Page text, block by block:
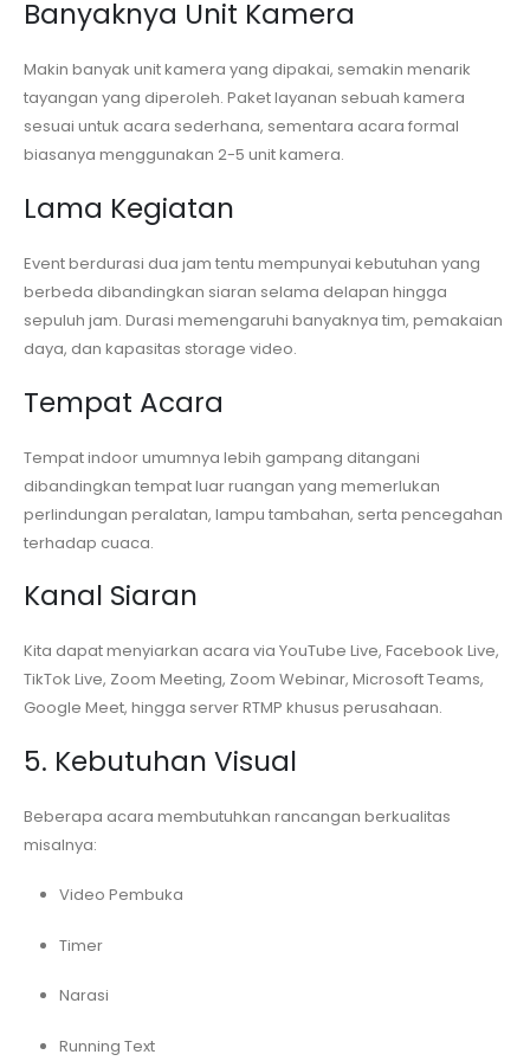
Banyaknya Unit Kamera
Makin banyak unit kamera yang dipakai, semakin menarik
tayangan yang diperoleh. Paket layanan sebuah kamera
sesuai untuk acara sederhana, sementara acara formal
biasanya menggunakan 2-5 unit kamera.
Lama Kegiatan
Event berdurasi dua jam tentu mempunyai kebutuhan yang
berbeda dibandingkan siaran selama delapan hingga
sepuluh jam. Durasi memengaruhi banyaknya tim, pemakaian
daya, dan kapasitas storage video.
Tempat Acara
Tempat indoor umumnya lebih gampang ditangani
dibandingkan tempat luar ruangan yang memerlukan
perlindungan peralatan, lampu tambahan, serta pencegahan
terhadap cuaca.
Kanal Siaran
Kita dapat menyiarkan acara via YouTube Live, Facebook Live,
TikTok Live, Zoom Meeting, Zoom Webinar, Microsoft Teams,
Google Meet, hingga server RTMP khusus perusahaan.
5. Kebutuhan Visual
Beberapa acara membutuhkan rancangan berkualitas
misalnya:
Video Pembuka
Timer
Narasi
Running Text